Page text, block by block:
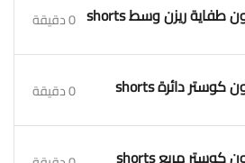
0 دقيقة
0 دقيقة